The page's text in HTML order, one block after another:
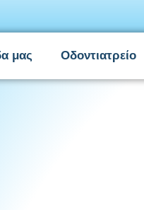
μας Οδοντιατρείο